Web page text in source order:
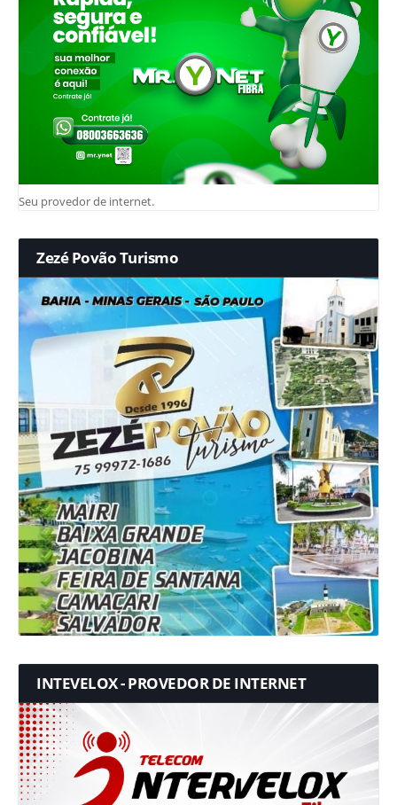
Seu provedor de internet.
Zezé Povão Turismo
INTEVELOX - PROVEDOR DE INTERNET